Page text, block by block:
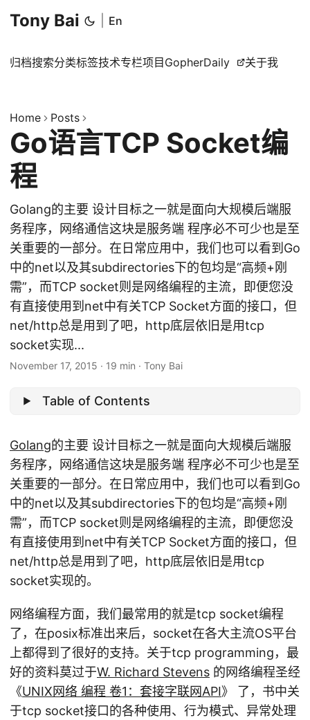
Tony Bai En
归档搜索分类标签技术专栏项目 GopherDaily 关于我
Home Posts
Go语言TCP Socket编
程
Golang的主要 设计目标之一就是面向大规模后端服
务程序，网络通信这块是服务端 程序必不可少也是至
关重要的一部分。在日常应用中，我们也可以看到Go
中的net以及其subdirectories下的包均是“高频+刚
需”，而TCP socket则是网络编程的主流，即便您没
有直接使用到net中有关TCP Socket方面的接口，但
net/http总是用到了吧，http底层依旧是用tcp
socket实现...
November 17, 2015 · 19 min · Tony Bai
Table of Contents
Golang的主要 设计目标之一就是面向大规模后端服
务程序，网络通信这块是服务端 程序必不可少也是至
关重要的一部分。在日常应用中，我们也可以看到Go
中的net以及其subdirectories下的包均是“高频+刚
需”，而TCP socket则是网络编程的主流，即便您没
有直接使用到net中有关TCP Socket方面的接口，但
net/http总是用到了吧，http底层依旧是用tcp
socket实现的。
网络编程方面，我们最常用的就是tcp socket编程
了，在posix标准出来后，socket在各大主流OS平台
上都得到了很好的支持。关于tcp programming，最
好的资料莫过于W. Richard Stevens 的网络编程圣经
《UNIX网络 编程 卷1：套接字联网API》 了，书中关
于tcp socket接口的各种使用、行为模式、异常处理